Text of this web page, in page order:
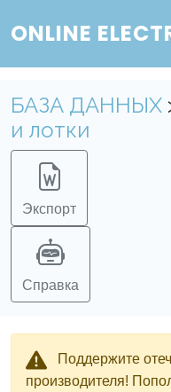
ONLINE
БАЗА ДАННЫХ
и лотки
Экспорт
Справка
Поддержите
производителя!